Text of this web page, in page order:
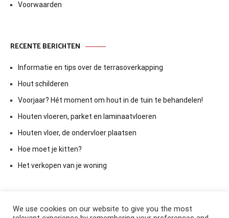
Voorwaarden
RECENTE BERICHTEN
Informatie en tips over de terrasoverkapping
Hout schilderen
Voorjaar? Hét moment om hout in de tuin te behandelen!
Houten vloeren, parket en laminaatvloeren
Houten vloer, de ondervloer plaatsen
Hoe moet je kitten?
Het verkopen van je woning
We use cookies on our website to give you the most